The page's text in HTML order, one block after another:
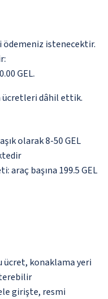
ödemeniz istenecektir.
GEL.
ücretleri dâhil ettik.
olarak 8-50 GEL
araç başına 199.5 GEL
ücret, konaklama yeri
girişte, resmi